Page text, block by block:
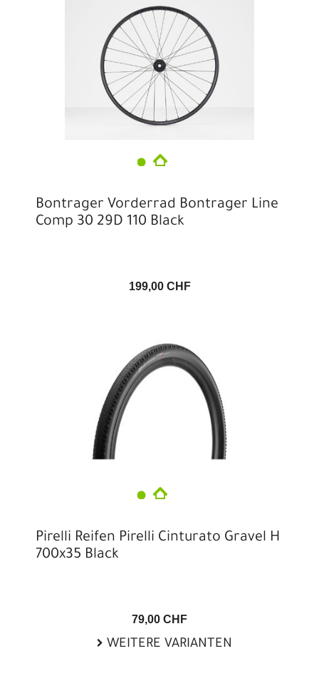
Bontrager Vorderrad Bontrager Line
Comp 30 29D 110 Black
199,00 CHF
Pirelli Reifen Pirelli Cinturato Gravel H
700x35 Black
79,00 CHF
WEITERE VARIANTEN